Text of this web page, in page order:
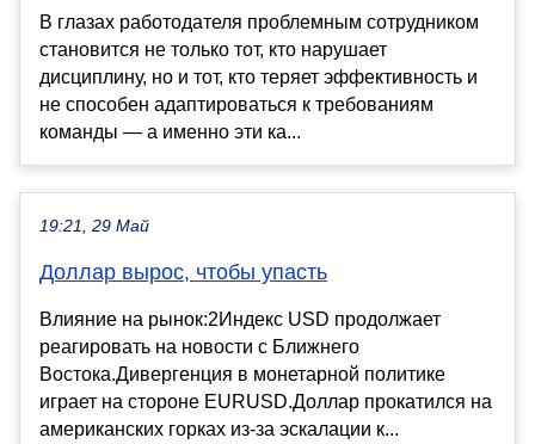
В глазах работодателя проблемным сотрудником
становится не только тот, кто нарушает
дисциплину, но и тот, кто теряет эффективность и
не способен адаптироваться к требованиям
команды — а именно эти ка...
19:21, 29 Май
Доллар вырос, чтобы упасть
Влияние на рынок:2Индекс USD продолжает
реагировать на новости с Ближнего
Востока.Дивергенция в монетарной политике
играет на стороне EURUSD.Доллар прокатился на
американских горках из-за эскалации к...